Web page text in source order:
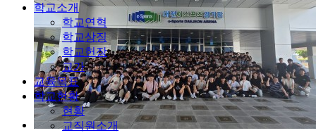
학교소개
학교연혁
학교상징
학교헌장
교가
교육목표
학교현황
현황
교직원소개